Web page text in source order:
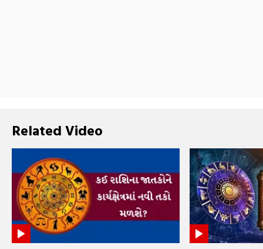
Related Video